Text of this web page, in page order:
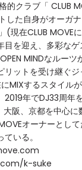
的クラブ「 CLUB
した自身がオーガ
(現在CLUB MOVE
を迎え、多彩なゲ
MINDなルー
リットを受け継ぐ
MIXするスタイル
年でDJ33周年
阪、京都を中心に
オーナーとし
いる。
k-suke